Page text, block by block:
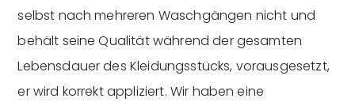
selbst nach mehreren Waschgängen nicht und
behält seine Qualität während der gesamten
Lebensdauer des Kleidungsstücks, vorausgesetzt,
er wird korrekt appliziert. Wir haben eine